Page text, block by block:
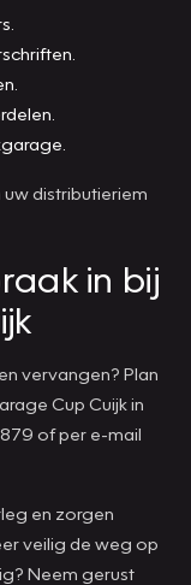
distributieriem
in bij
vervangen? Plan
Cup Cuijk in
of per e-mail
en zorgen
veilig de weg op
Neem gerust